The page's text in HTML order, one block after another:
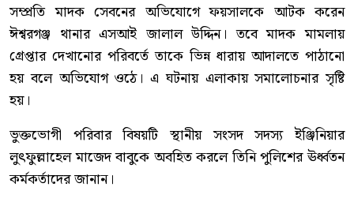
সম্প্রতি মাদক সেবনের অভিযোগে ফয়সালকে আটক করেন
ঈশ্বরগঞ্জ থানার এসআই জালাল উদ্দিন। তবে মাদক মামলায়
গ্রেপ্তার দেখানোর পরিবর্তে তাকে ভিন্ন ধারায় আদালতে পাঠানো
হয় বলে অভিযোগ ওঠে। এ ঘটনায় এলাকায় সমালোচনার সৃষ্টি
হয়।
ভুক্তভোগী পরিবার বিষয়টি স্থানীয় সংসদ সদস্য ইঞ্জিনিয়ার
লুৎফুল্লাহেল মাজেদ বাবুকে অবহিত করলে তিনি পুলিশের ঊর্ধ্বতন
কর্মকর্তাদের জানান।